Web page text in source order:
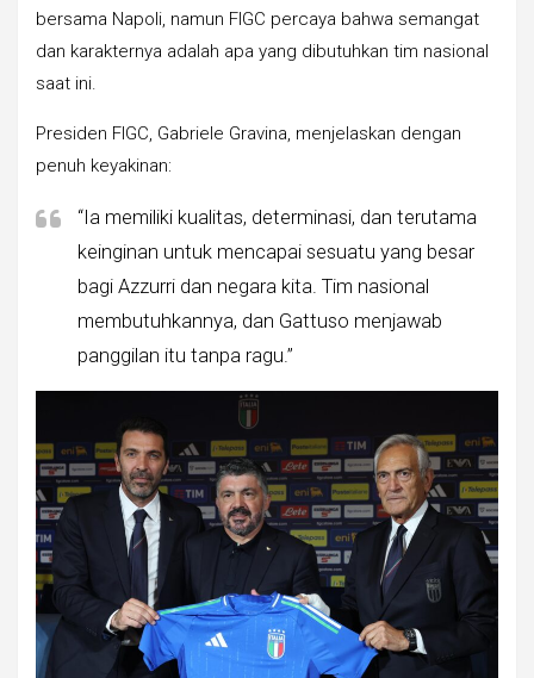
bersama Napoli, namun FIGC percaya bahwa semangat
dan karakternya adalah apa yang dibutuhkan tim nasional
saat ini.
Presiden FIGC, Gabriele Gravina, menjelaskan dengan
penuh keyakinan:
“Ia memiliki kualitas, determinasi, dan terutama
keinginan untuk mencapai sesuatu yang besar
bagi Azzurri dan negara kita. Tim nasional
membutuhkannya, dan Gattuso menjawab
panggilan itu tanpa ragu.”